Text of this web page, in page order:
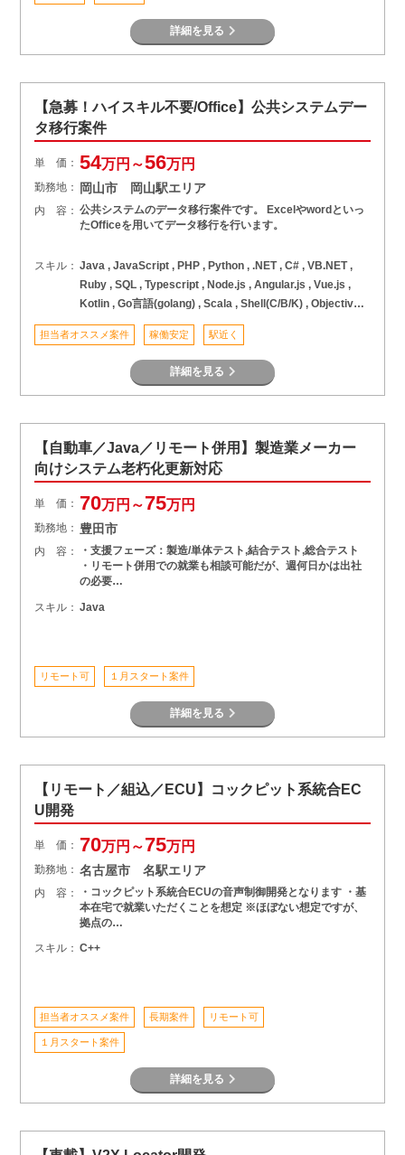
詳細を見る
【急募！ハイスキル不要/Office】公共システムデー
タ移行案件
単 価： 54万円～56万円
勤務地： 岡山市 岡山駅エリア
内 容： 公共システムのデータ移行案件です。 Excelやwordといっ
たOfficeを用いてデータ移行を行います。
スキル： Java , JavaScript , PHP , Python , .NET , C# , VB.NET ,
Ruby , SQL , Typescript , Node.js , Angular.js , Vue.js ,
Kotlin , Go言語(golang) , Scala , Shell(C/B/K) , Objective-
C , VB/VBA , C言語 , C++ , VC++ , COBOL , アセンブラ , そ
の他言語 , AWS , Azure , GCP , パブリッククラウド ,
React , Android , iOS , Swift , Unity , Unreal Engine , SAP
, ERP , Salesforce , RPA , DX , IoT
担当者オススメ案件 稼働安定 駅近く
詳細を見る
【自動車／Java／リモート併用】製造業メーカー
向けシステム老朽化更新対応
単 価： 70万円～75万円
勤務地： 豊田市
内 容：
・支援フェーズ：製造/単体テスト,結合テスト,総合テスト
・リモート併用での就業も相談可能だが、週何日かは出社
の必要…
スキル： Java
リモート可 １月スタート案件
詳細を見る
【リモート／組込／ECU】コックピット系統合EC
U開発
単 価： 70万円～75万円
勤務地： 名古屋市 名駅エリア
内 容：
・コックピット系統合ECUの音声制御開発となります ・基
本在宅で就業いただくことを想定 ※ほぼない想定ですが、
拠点の…
スキル： C++
担当者オススメ案件 長期案件 リモート可
１月スタート案件
詳細を見る